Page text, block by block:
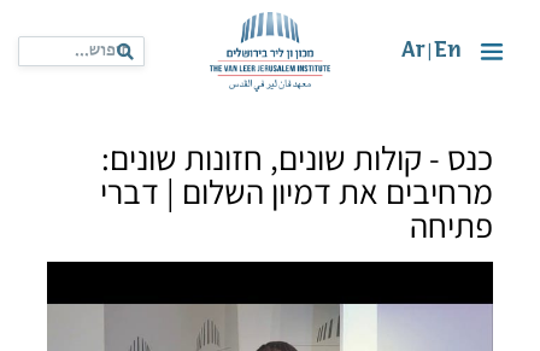
En
Ar
כנס - קולות שונים, חזונות שונים:
מרחיבים את דמיון השלום | דברי
פתיחה